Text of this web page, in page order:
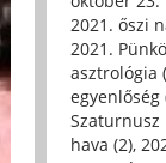
2021. őszi
2021.
asztrológia
egyenlőség
Szaturnusz
hava (2),